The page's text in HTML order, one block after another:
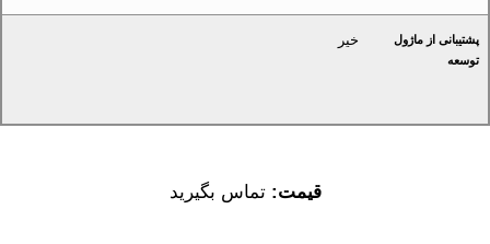
پشتیبانی از ماژول
توسعه
خیر
قیمت:تماس بگیرید